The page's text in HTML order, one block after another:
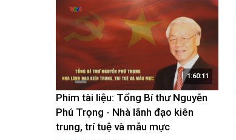
1:60:11
Phim tài liệu: Tổng Bí thư Nguyễn
Phú Trọng - Nhà lãnh đạo kiên
trung, trí tuệ và mẫu mực